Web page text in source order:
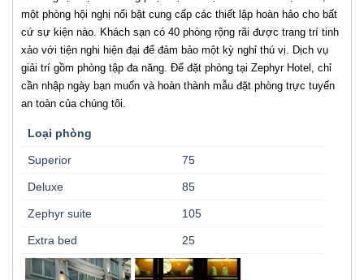
một phòng hội nghị nổi bật cung cấp các thiết lập hoàn hảo cho bất
cứ sự kiện nào. Khách sạn có 40 phòng rộng rãi được trang trí tinh
xảo với tiện nghi hiện đại để đảm bảo một kỳ nghỉ thú vị. Dịch vụ
giải trí gồm phòng tập đa năng. Để đặt phòng tại Zephyr Hotel, chỉ
cần nhập ngày bạn muốn và hoàn thành mẫu đặt phòng trực tuyến
an toàn của chúng tôi.
Loại phòng
Superior 75
Deluxe 85
Zephyr suite 105
Extra bed 25